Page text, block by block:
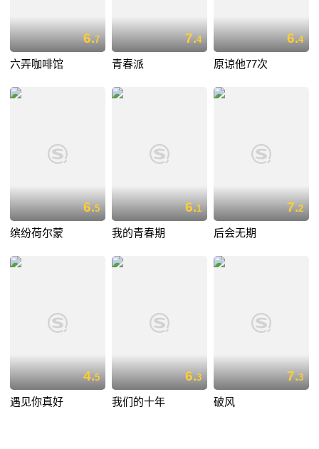
6.7
六弄咖啡馆
7.4
青春派
6.4
原谅他77次
6.5
缤纷荷尔蒙
6.1
我的青春期
7.2
后会无期
4.5
遇见你真好
6.3
我们的十年
7.3
破风